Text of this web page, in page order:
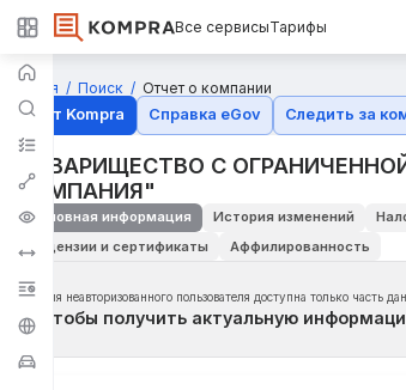
Все сервисыТарифы
Главная Поиск
Отчет о компании
Отчёт Kompra
Справка eGov Следить за
ТОВАРИЩЕСТВО С
КОМПАНИЯ"
Основная информация История изменений
Лицензии и сертификаты
Аффилированность
Для неавторизованного пользователя доступна только часть
Чтобы получить актуальную